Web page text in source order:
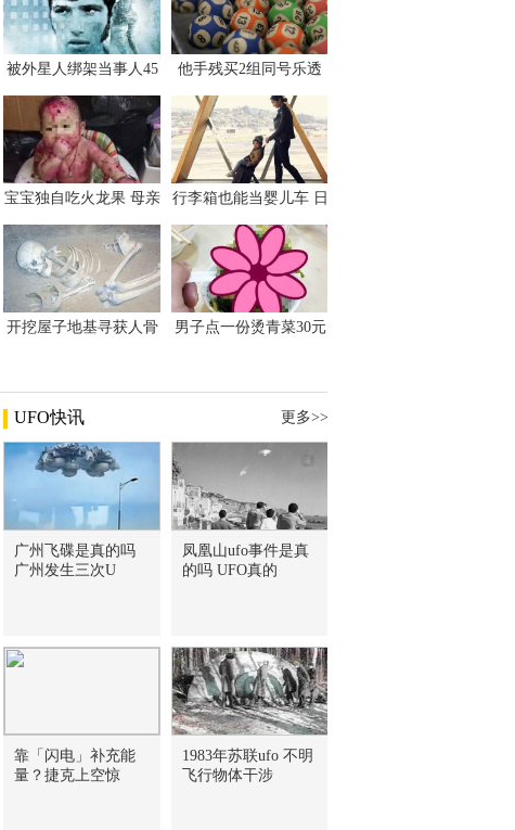
被外星人绑架当事人45
斯卡古拉事件
他手残买2组同号乐透
万
宝宝独自吃火龙果 母亲
行李箱也能当婴儿车 日
开挖屋子地基寻获人骨
男子点一份烫青菜30元
UFO快讯 更多>>
广州飞碟是真的吗
广州发生三次U
凤凰山ufo事件是真
的吗 UFO真的
靠「闪电」补充能
量？捷克上空惊
1983年苏联ufo 不明
飞行物体干涉